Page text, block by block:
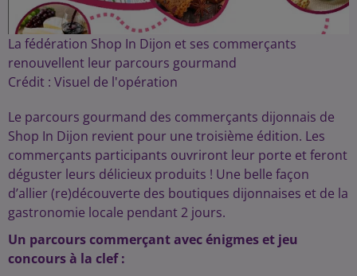
La fédération Shop In Dijon et ses commerçants
renouvellent leur parcours gourmand
Crédit : Visuel de l'opération
Le parcours gourmand des commerçants dijonnais de
Shop In Dijon revient pour une troisième édition. Les
commerçants participants ouvriront leur porte et feront
déguster leurs délicieux produits ! Une belle façon
d’allier (re)découverte des boutiques dijonnaises et de la
gastronomie locale pendant 2 jours.
Un parcours commerçant avec énigmes et jeu
concours à la clef :